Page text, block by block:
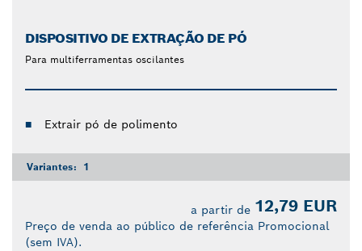
DISPOSITIVO DE EXTRAÇÃO DE PÓ
Para multiferramentas oscilantes
Extrair pó de polimento
Variantes: 1
a partir de 12,79 EUR
Preço de venda ao público de referência Promocional
(sem IVA).